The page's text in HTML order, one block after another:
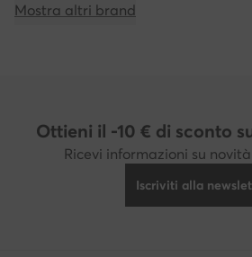
Mostra altri brand
Ottieni il -10 € di sconto
Ricevi informazioni su
Iscriviti alla